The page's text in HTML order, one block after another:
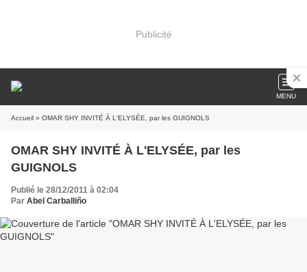
Publicité
MENU
Accueil » OMAR SHY INVITÉ À L'ELYSÉE, par les GUIGNOLS
OMAR SHY INVITÉ À L'ELYSÉE, par les
GUIGNOLS
Publié le 28/12/2011 à 02:04
Par Abel Carballiño